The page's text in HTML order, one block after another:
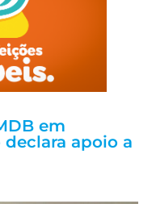
em
declara apoio a